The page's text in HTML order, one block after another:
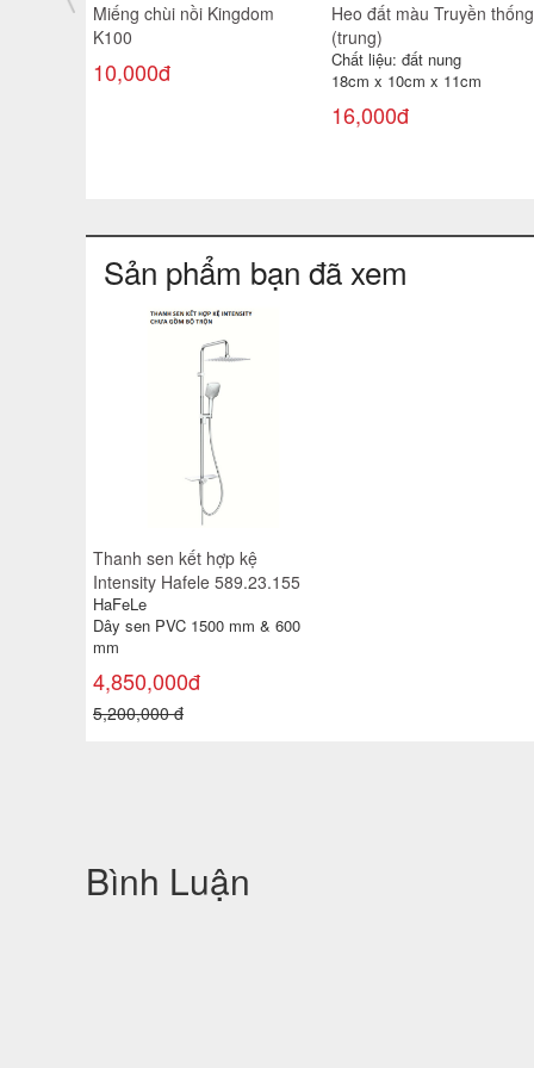
Miếng chùi nồi Kingdom
K100
10,000đ
Heo đất màu Truyền thống
(trung)
Chất liệu: đất nung
18cm x 10cm x 11cm
16,000đ
Sản phẩm bạn đã xem
Thanh sen kết hợp kệ
Intensity Hafele 589.23.155
HaFeLe
Dây sen PVC 1500 mm & 600
mm
4,850,000đ
5,200,000 đ
Bình Luận